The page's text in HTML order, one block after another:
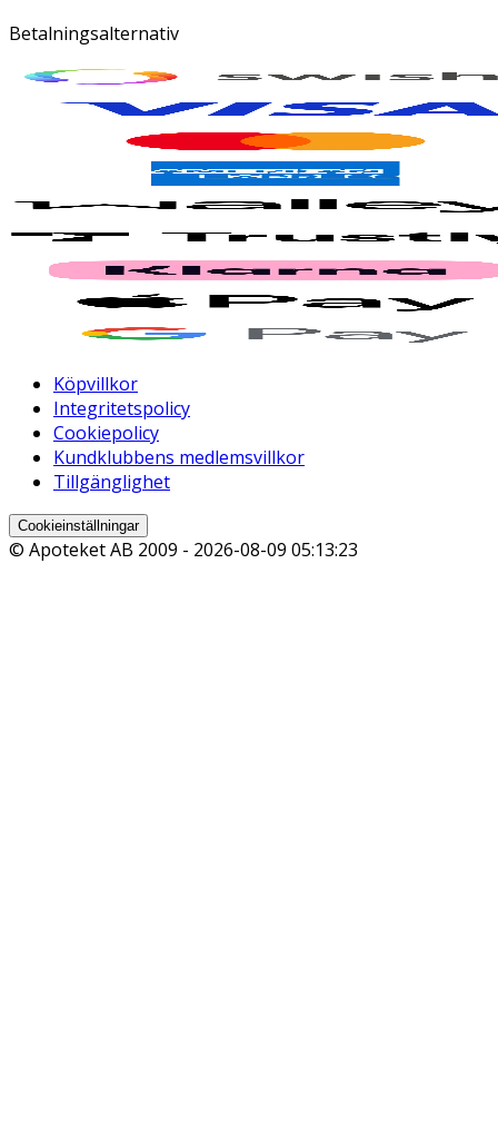
Betalningsalternativ
Köpvillkor
Integritetspolicy
Cookiepolicy
Kundklubbens medlemsvillkor
Tillgänglighet
Cookieinställningar
© Apoteket AB 2009 - 2026-08-09 05:13:23